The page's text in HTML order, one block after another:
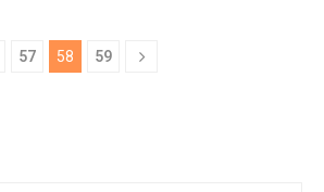
57 58 59